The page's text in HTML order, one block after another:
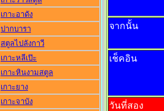
เกาะอาดัง
ปากบารา
สตูลไปลังกาวี
เกาะหลีเป๊ะ
เกาะหินงามสตูล
เกาะยาง
เกาะจาบัง
จากนั้น
เช็คอิน
วันที่สอง